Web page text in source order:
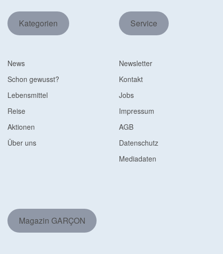
Kategorien
News
Schon gewusst?
Lebensmittel
Reise
Aktionen
Über uns
Service
Newsletter
Kontakt
Jobs
Impressum
AGB
Datenschutz
Mediadaten
Magazin GARÇON